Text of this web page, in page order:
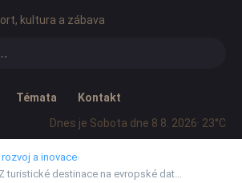
kultura a zábava
Témata
Kontakt
Dnes je Sobota dne 8 8. 2026· 23°C
a inovace›
turistické destinace na evropské dat…